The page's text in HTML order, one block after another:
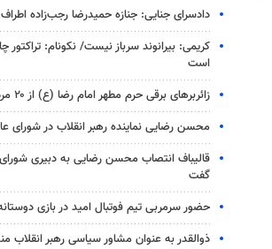
دادسرای جنایی: جنازه حمیدرضا رجب‌زاده
کریمی: بیرانوند سرباز نیست/ نکونام:
است
زائربرهای برقی حرم مطهر امام رضا (ع) از ۲۰ مرداد ۱۴۰۵ متوقف می‌شوند
محسن رضایی نماینده رهبر انقلاب در شورای
قالیباف انتصاب محسن رضایی به دبیری
گفت
حضور سرمربی تیم فوتبال امید در بازی
ذوالقدر به عنوان مشاور سیاسی رهبر